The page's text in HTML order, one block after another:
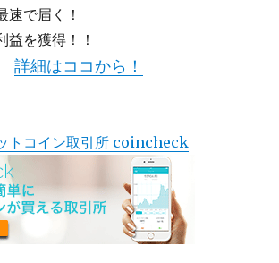
速で届く！
益を獲得！！
詳細はココから！
トコイン取引所 coincheck